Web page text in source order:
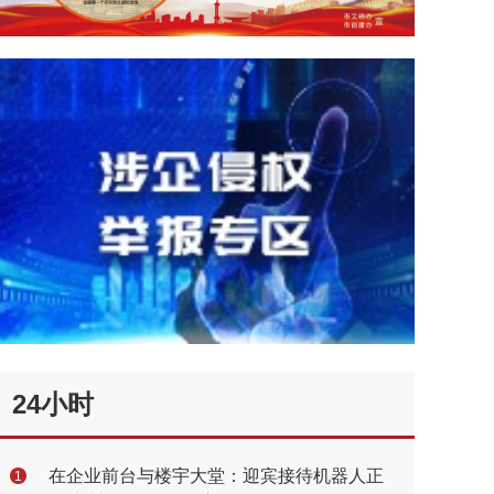
24小时
1
在企业前台与楼宇大堂：迎宾接待机器人正